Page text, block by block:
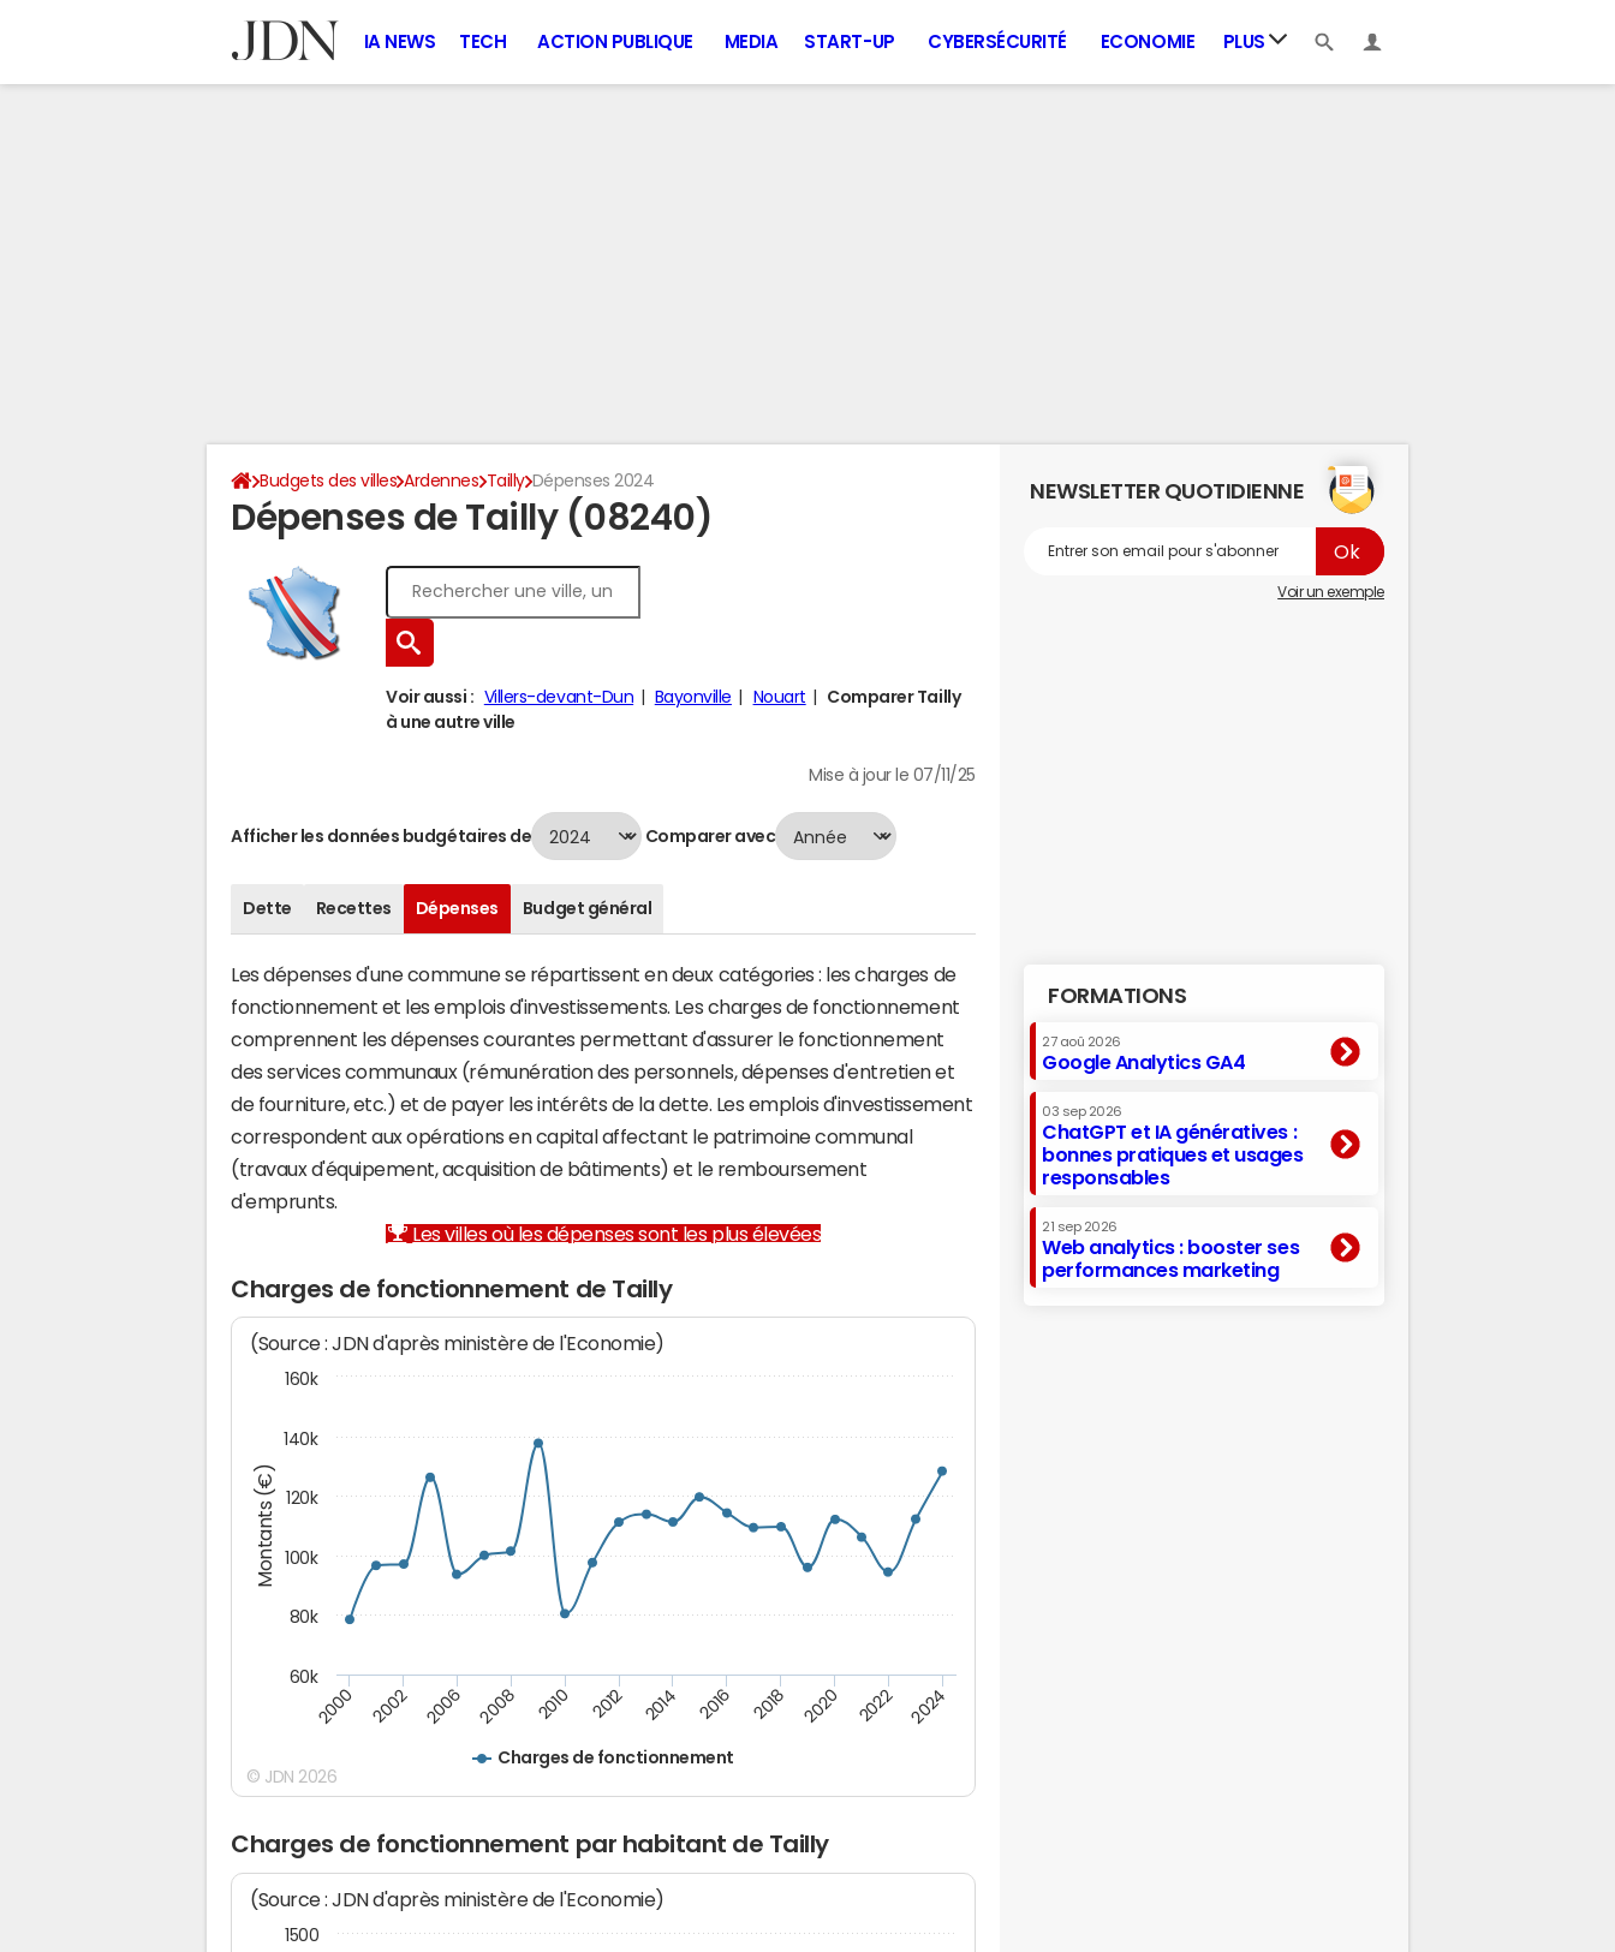
IA NEWS TECH ACTION PUBLIQUE MEDIA START-UP CYBERSÉCURITÉ ECONOMIE PLUS
Budgets des villes Ardennes Tailly Dépenses 2024
Dépenses de Tailly (08240)
Voir aussi : Villers-devant-Dun Bayonville Nouart
Comparer Tailly
à une autre ville
Mise à jour le 07/11/25
Afficher les données budgétaires de Comparer avec
Dette Recettes Dépenses Budget général
Les dépenses d'une commune se répartissent en deux catégories : les charges de
fonctionnement et les emplois d'investissements. Les charges de fonctionnement
comprennent les dépenses courantes permettant d'assurer le fonctionnement
des services communaux (rémunération des personnels, dépenses d'entretien et
de fourniture, etc.) et de payer les intérêts de la dette. Les emplois d'investissement
correspondent aux opérations en capital affectant le patrimoine communal
(travaux d'équipement, acquisition de bâtiments) et le remboursement
d'emprunts.
Les villes où les dépenses sont les plus élevées
Charges de fonctionnement de Tailly
Montants (€)
(Source : JDN d'après ministère de l'Economie)
Charges de fonctionnement
2000 2002 2006 2008 2010 2012 2014 2016 2018 2020 2022 2024
60k
80k
100k
120k
140k
160k
© JDN 2026
Charges de fonctionnement par habitant de Tailly
(Source : JDN d'après ministère de l'Economie)
1500
NEWSLETTER QUOTIDIENNE
Voir un exemple
FORMATIONS
27 aoû 2026
Google Analytics GA4
03 sep 2026
ChatGPT et IA génératives :
bonnes pratiques et usages
responsables
21 sep 2026
Web analytics : booster ses
performances marketing